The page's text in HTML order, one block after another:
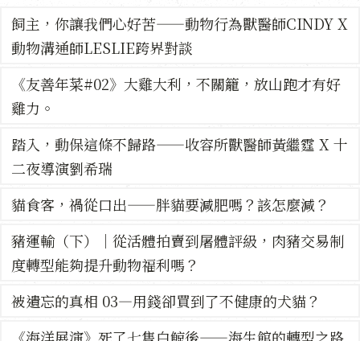
飼主，你讓我們心好苦——動物行為獸醫師CINDY X
動物溝通師LESLIE跨界對談
《友善年菜#02》大雞大利，不關籠，放山跑才有好
雞力。
踏入，動保這條不歸路——收容所獸醫師黃繼霆 X 十
二夜導演劉希瑞
貓食客，禍從口出——胖貓要減肥嗎？該怎麼減？
豬運輸（下）｜從活體拍賣到屠體評級，肉豬交易制
度轉型能夠提升動物福利嗎？
被遺忘的真相 03—用錢卻買到了不健康的犬貓？